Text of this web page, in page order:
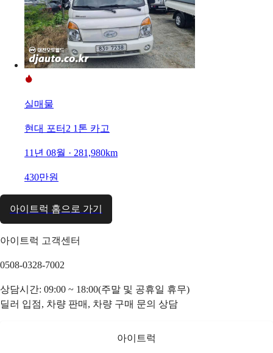
실매물
현대 포터2 1톤 카고
11년 08월 · 281,980km
430만원
아이트럭 홈으로 가기
아이트럭 고객센터
0508-0328-7002
상담시간: 09:00 ~ 18:00(주말 및 공휴일 휴무)
딜러 입점, 차량 판매, 차량 구매 문의 상담
아이트럭